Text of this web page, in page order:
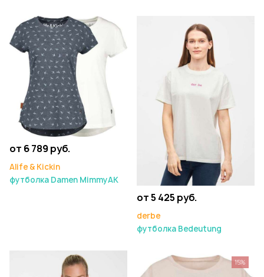
от 6 789 руб.
Alife & Kickin
футболка Damen MimmyAK
от 5 425 руб.
derbe
футболка Bedeutung
15%